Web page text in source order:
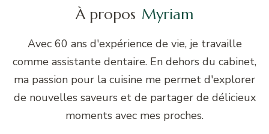
À propos Myriam
Avec 60 ans d'expérience de vie, je travaille
comme assistante dentaire. En dehors du cabinet,
ma passion pour la cuisine me permet d'explorer
de nouvelles saveurs et de partager de délicieux
moments avec mes proches.